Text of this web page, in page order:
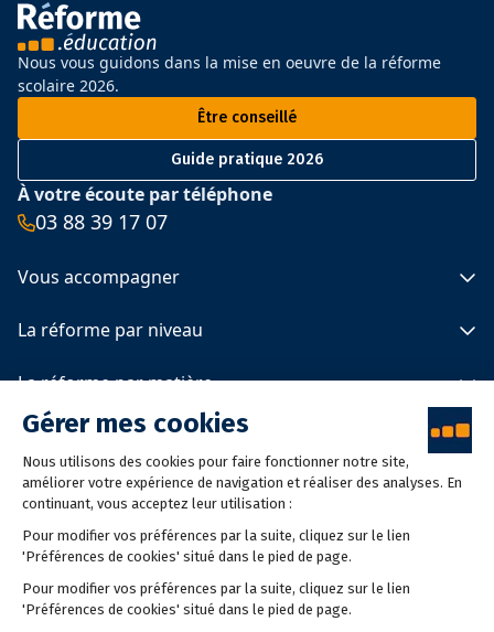
Nous vous guidons dans la mise en oeuvre de la réforme
scolaire 2026.
Être conseillé
Guide pratique 2026
À votre écoute par téléphone
03 88 39 17 07
Vous accompagner
Spécimens 2025 et 2026
Le calendrier de la réforme
Les programmes officiels
Être conseillé
La réforme par niveau
Primaire
Lycée
La réforme par matière
Français
Mathématiques
Langues vivantes
Éducation à la vie affective, relationnelle et à la sexualité
À propos de LDE
Qui sommes-nous
2026 LDE © - Tous droits réservés
Mentions légalesPolitique de confidentialitéPolitique de cookies
Gestion des cookies
Conception
Agence Adeliom